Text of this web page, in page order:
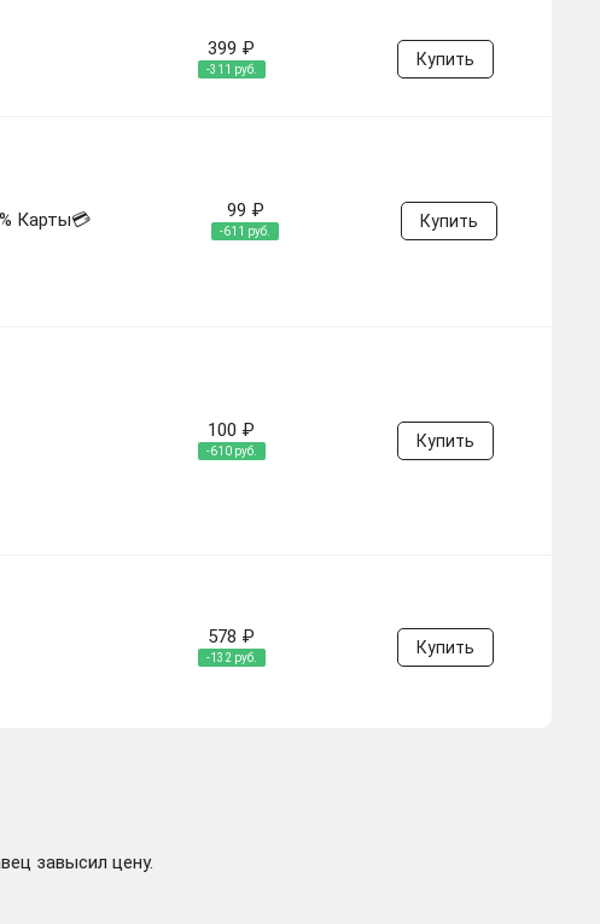
399 ₽
-311 руб.
Купить
Карты💳 99 ₽
-611 руб.
Купить
100 ₽
-610 руб.
Купить
578 ₽
-132 руб.
Купить
завысил цену.